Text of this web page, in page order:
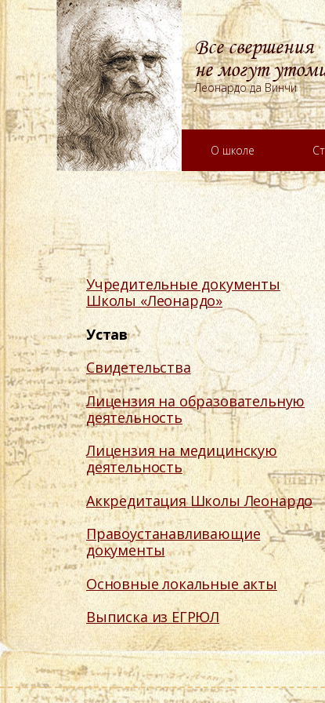
Все свершения
не могут
Леонардо да Винчи
О школе
Учредительные документы
Школы «Леонардо»
Устав
Свидетельства
Лицензия на образовательную
деятельность
Лицензия на медицинскую
деятельность
Аккредитация Школы Леонардо
Правоустанавливающие
документы
Основные локальные акты
Выписка из ЕГРЮЛ